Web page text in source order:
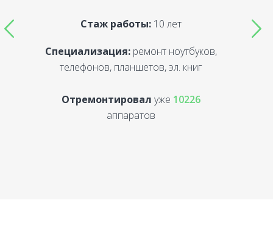
Стаж работы:10 лет
Специализация:ремонт ноутбуков,
телефонов, планшетов, эл. книг
Отремонтировал уже 10226
аппаратов